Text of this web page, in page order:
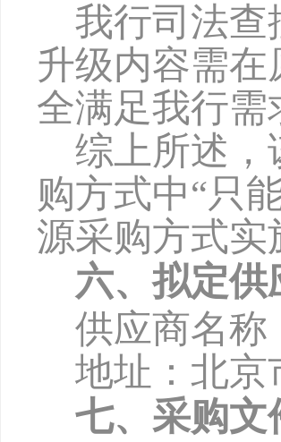
我行司法查
升级内容需
全满足我行需
综上所述，
购方式中“只
源采购方式实
六、拟定供
供应商名称
地址：北京
七、采购文